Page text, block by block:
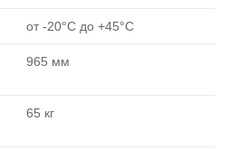
от -20°C до +45°C
965 мм
65 кг